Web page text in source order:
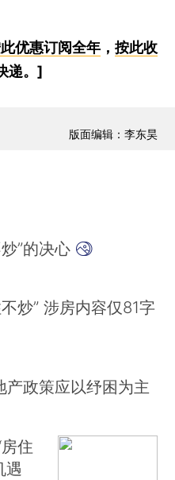
优惠订阅全年， 按此收
递。]
版面编辑：李东昊
”的决心
炒” 涉房内容仅81字
产政策应以纾困为主
住
遇